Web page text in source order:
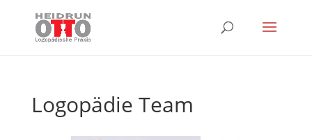
Logopädie Team